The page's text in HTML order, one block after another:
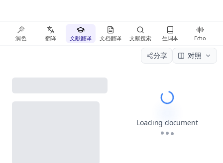
润色 翻译 文献翻译 文档翻译 文献搜索 生词本 Echo
分享 对照
Loading document
Please wait